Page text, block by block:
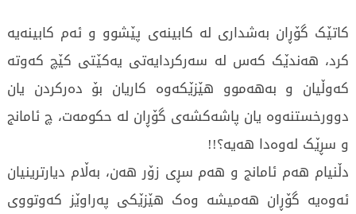
کاتێک گۆڕان بەشداری لە کابینەی پێشوو و ئەم کابینەیە
کرد، هەندێک کەس لە سەرکردایەتی یەکێتی کێچ کەوتە
کەوڵیان و بەهەموو هێزێکەوە کاریان بۆ دەرکردن یان
دوورخستنەوە یان پاشەکشەی گۆڕان لە حکومەت، چ ئامانج
و سڕێک لەوەدا هەیە؟!!
دڵنیام هەم ئامانج و هەم سڕی زۆر هەن، بەڵام دیارترینیان
ئەوەیە گۆڕان هەمیشە وەک هێزێکی پەراوێز کەوتووی